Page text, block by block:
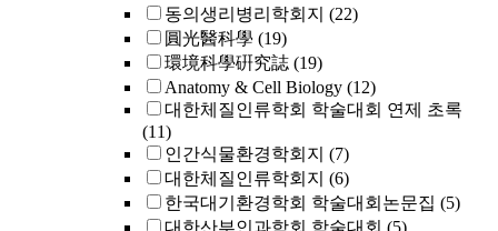
동의생리병리학회지 (22)
圓光醫科學 (19)
環境科學硏究誌 (19)
Anatomy & Cell Biology (12)
대한체질인류학회 학술대회 연제 초록
(11)
인간식물환경학회지 (7)
대한체질인류학회지 (6)
한국대기환경학회 학술대회논문집 (5)
대한산부인과학회 학술대회 (5)